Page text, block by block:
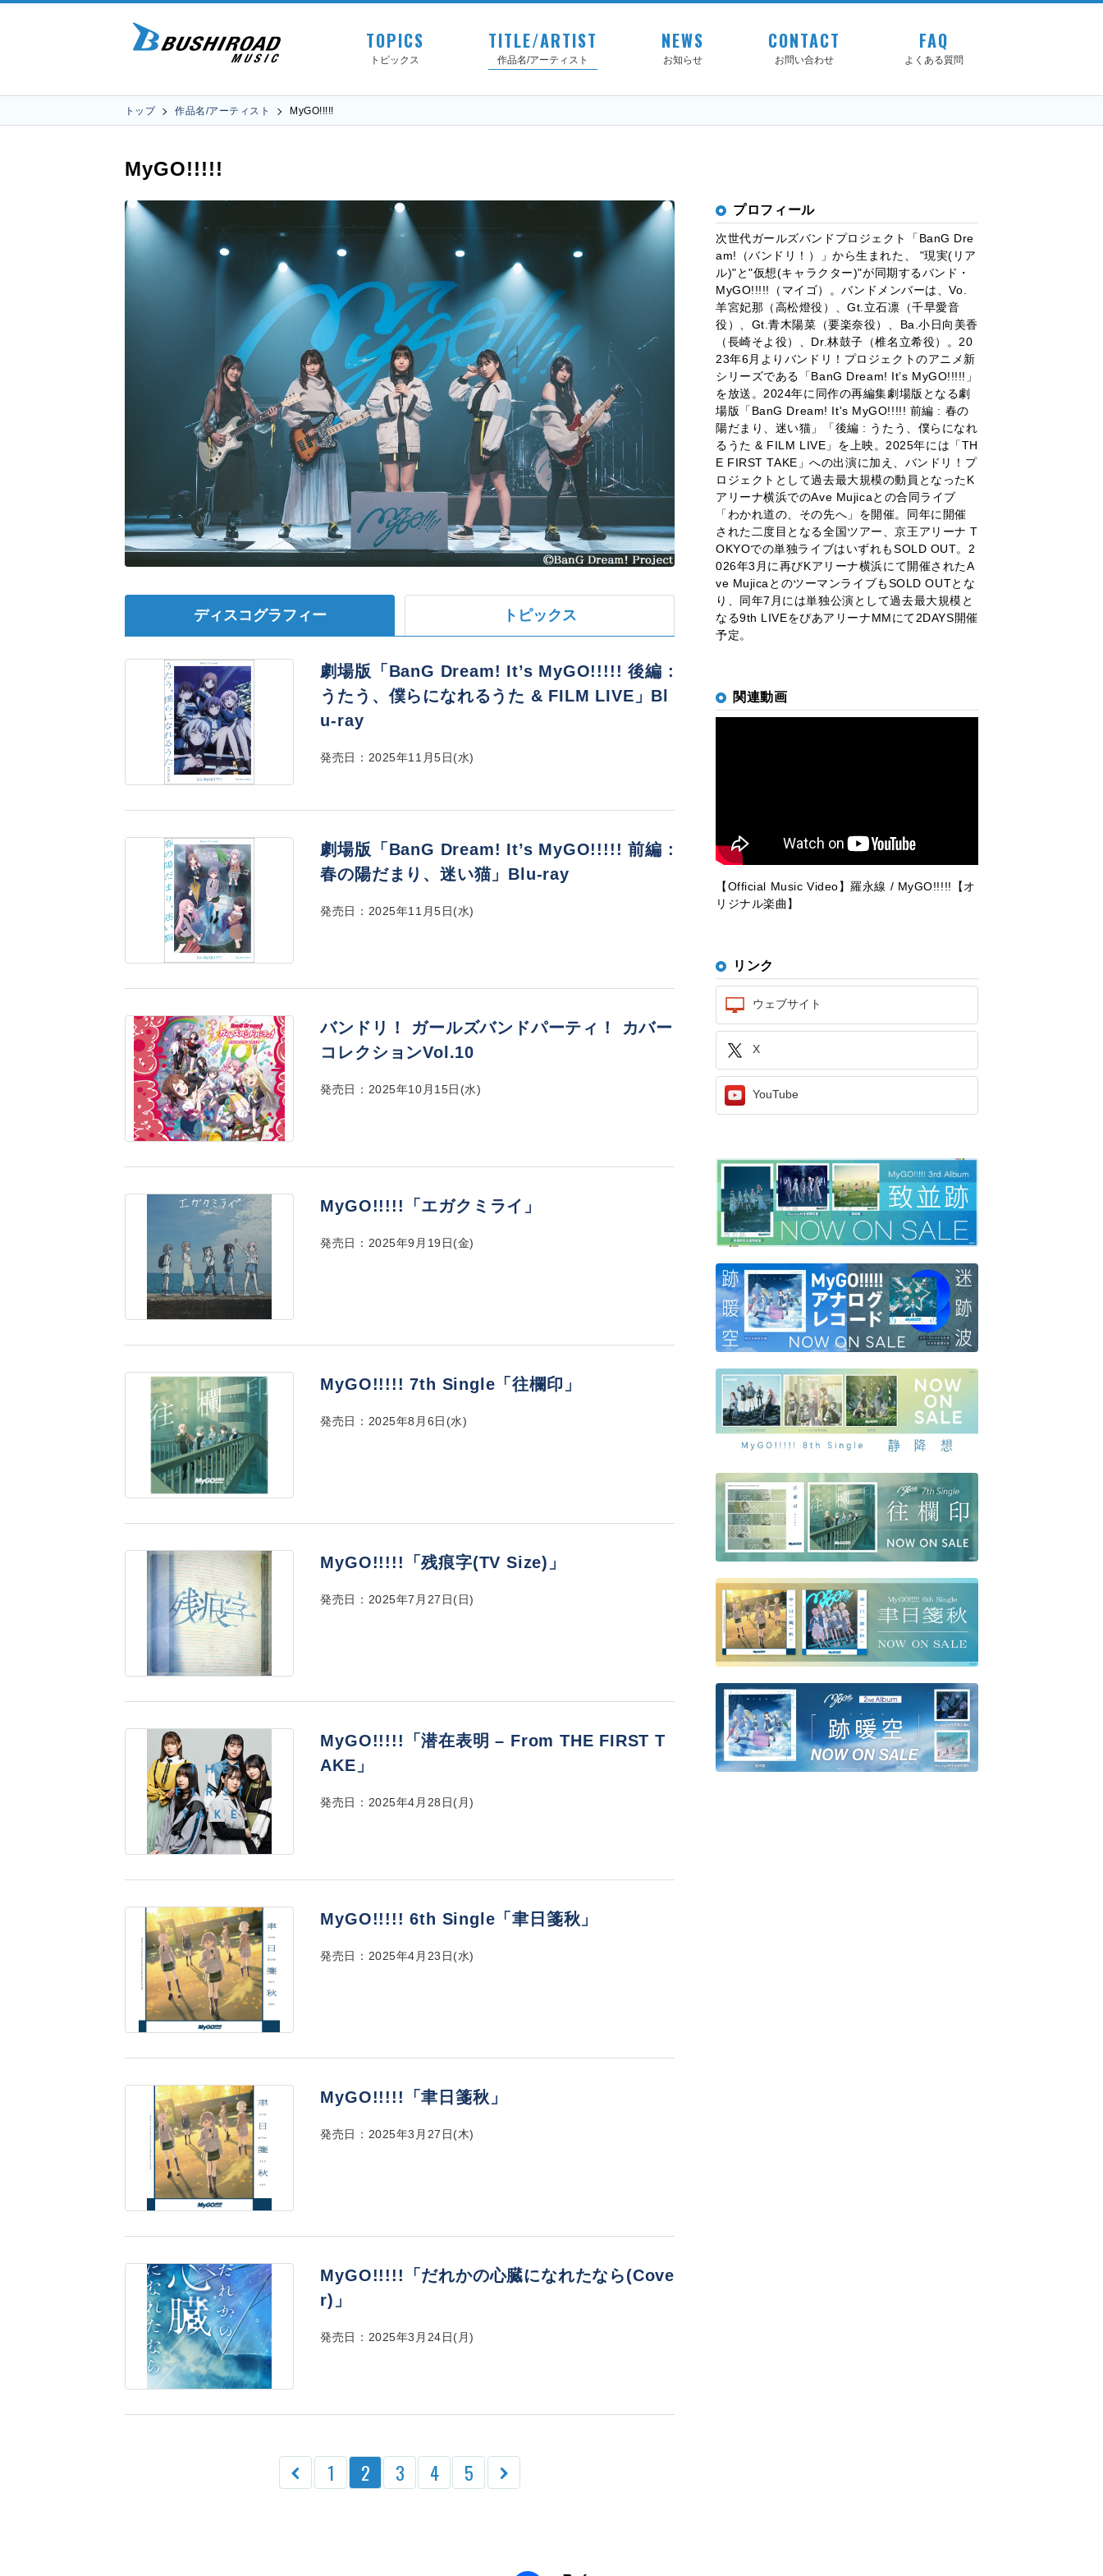
TOPICS
トピックス
TITLE/ARTIST
作品名/アーティスト
NEWS
お知らせ
CONTACT
お問い合わせ
FAQ
よくある質問
トップ 作品名/アーティスト MyGO!!!!!
MyGO!!!!!
ディスコグラフィー トピックス
劇場版「BanG Dream! It’s MyGO!!!!! 後編 :
うたう、僕らになれるうた & FILM LIVE」Bl
u-ray
発売日：2025年11月5日(水)
劇場版「BanG Dream! It’s MyGO!!!!! 前編 :
春の陽だまり、迷い猫」Blu-ray
発売日：2025年11月5日(水)
バンドリ！ ガールズバンドパーティ！ カバー
コレクションVol.10
発売日：2025年10月15日(水)
MyGO!!!!!「エガクミライ」
発売日：2025年9月19日(金)
MyGO!!!!! 7th Single「往欄印」
発売日：2025年8月6日(水)
MyGO!!!!!「残痕字(TV Size)」
発売日：2025年7月27日(日)
MyGO!!!!!「潜在表明 – From THE FIRST T
AKE」
発売日：2025年4月28日(月)
MyGO!!!!! 6th Single「聿日箋秋」
発売日：2025年4月23日(水)
MyGO!!!!!「聿日箋秋」
発売日：2025年3月27日(木)
MyGO!!!!!「だれかの心臓になれたなら(Cove
r)」
発売日：2025年3月24日(月)
1 2 3 4 5
プロフィール
次世代ガールズバンドプロジェクト「BanG Dre
am!（バンドリ！）」から生まれた、 "現実(リア
ル)"と"仮想(キャラクター)"が同期するバンド・
MyGO!!!!!（マイゴ）。バンドメンバーは、Vo.
羊宮妃那（高松燈役）、Gt.立石凛（千早愛音
役）、Gt.青木陽菜（要楽奈役）、Ba.小日向美香
（長崎そよ役）、Dr.林鼓子（椎名立希役）。20
23年6月よりバンドリ！プロジェクトのアニメ新
シリーズである「BanG Dream! It’s MyGO!!!!!」
を放送。2024年に同作の再編集劇場版となる劇
場版「BanG Dream! It's MyGO!!!!! 前編 : 春の
陽だまり、迷い猫」「後編 : うたう、僕らになれ
るうた & FILM LIVE」を上映。2025年には「TH
E FIRST TAKE」への出演に加え、バンドリ！プ
ロジェクトとして過去最大規模の動員となったK
アリーナ横浜でのAve Mujicaとの合同ライブ
「わかれ道の、その先へ」を開催。同年に開催
された二度目となる全国ツアー、京王アリーナ T
OKYOでの単独ライブはいずれもSOLD OUT。2
026年3月に再びKアリーナ横浜にて開催されたA
ve MujicaとのツーマンライブもSOLD OUTとな
り、同年7月には単独公演として過去最大規模と
なる9th LIVEをぴあアリーナMMにて2DAYS開催
予定。
関連動画
【Official Music Video】羅永線 / MyGO!!!!!【オ
リジナル楽曲】
リンク
ウェブサイト
X
YouTube